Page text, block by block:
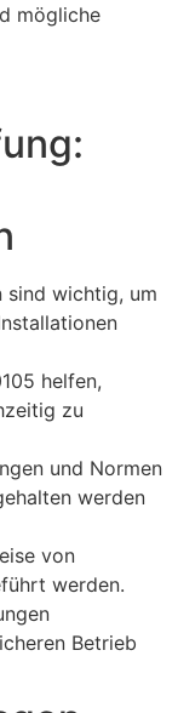
mögliche
sind wichtig, um
helfen,
zu
und Normen
werden
von
werden.
Betrieb